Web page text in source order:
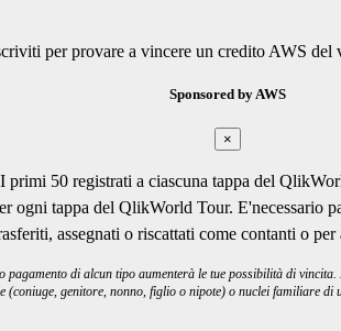
per provare a vincere un credito AWS del
Sponsored by AWS
×
50 registrati a ciascuna tappa del
tappa del QlikWorld Tour. E'necessario
assegnati o riscattati come contanti o
di alcun tipo aumenterà le tue possibilità di
genitore, nonno, figlio o nipote) o nuclei familiare